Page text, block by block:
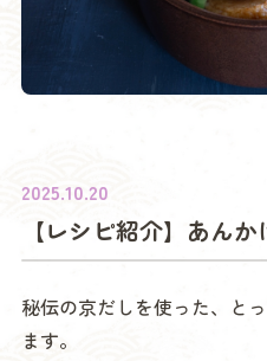
2025.10.20
【レシピ紹介】あん
秘伝の京だしを使った、と
ます。